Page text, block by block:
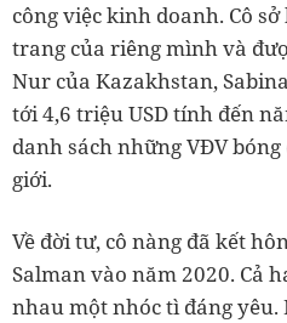
công việc kinh doanh. Cô
trang của riêng mình và
Nur của Kazakhstan,
tới 4,6 triệu USD tính đến
danh sách những VĐV
giới.
Về đời tư, cô nàng đã kết
Salman vào năm 2020. Cả
nhau một nhóc tì đáng yêu.